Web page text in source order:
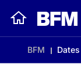
BFM Dates